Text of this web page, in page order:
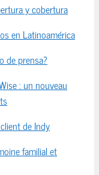
y cobertura
en Latinoamérica
de prensa?
: un nouveau
de Indy
familial et